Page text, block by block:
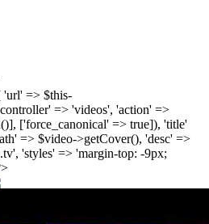
'url' => $this-
=> 'videos', 'action' =>
['force_canonical' => true]), 'title'
=> $video->getCover(), 'desc' =>
'styles' => 'margin-top: -9px;